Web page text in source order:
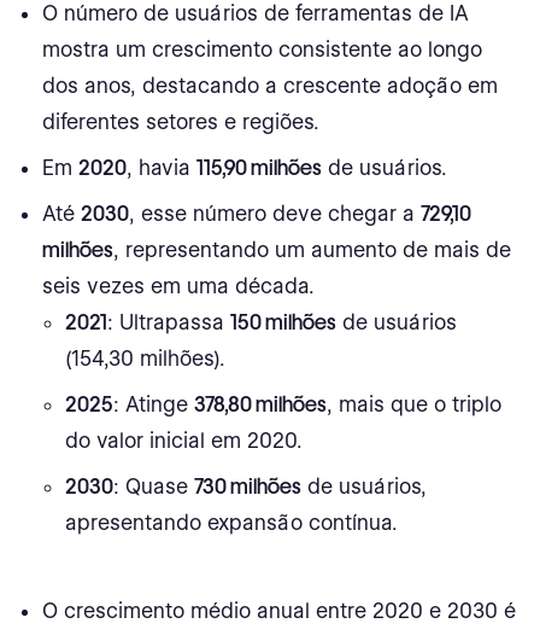
O número de usuários de ferramentas de IA
mostra um crescimento consistente ao longo
dos anos, destacando a crescente adoção em
diferentes setores e regiões.
Em2020, havia115,90 milhões de usuários.
Até2030, esse número deve chegar a729,10
milhões, representando um aumento de mais de
seis vezes em uma década.
2021 : Ultrapassa150 milhões de usuários
(154,30 milhões).
2025: Atinge378,80 milhões, mais que o triplo
do valor inicial em 2020.
2030: Quase730 milhões de usuários,
apresentando expansão contínua.
O crescimento médio anual entre 2020 e 2030 é